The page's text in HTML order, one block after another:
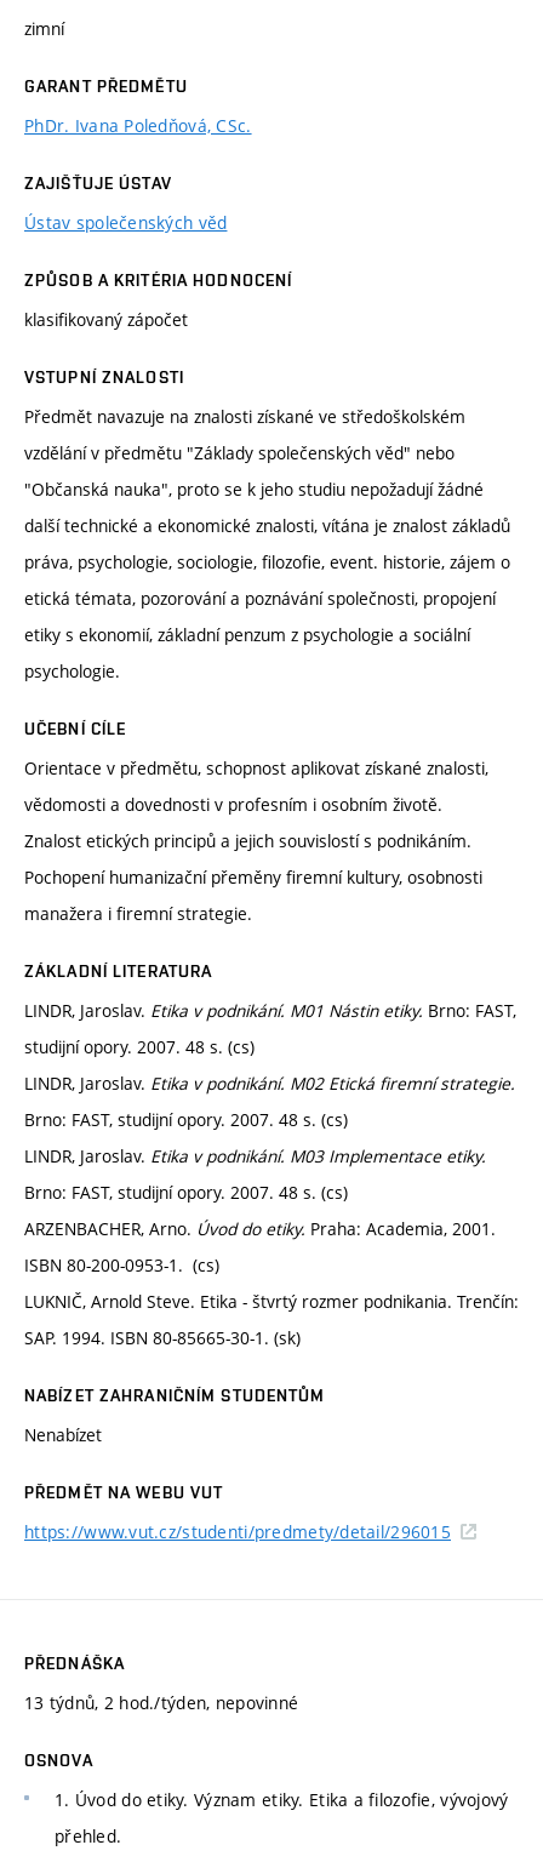
zimní
GARANT PŘEDMĚTU
PhDr. Ivana Poledňová, CSc.
ZAJIŠŤUJE ÚSTAV
Ústav společenských věd
ZPŮSOB A KRITÉRIA HODNOCENÍ
klasifikovaný zápočet
VSTUPNÍ ZNALOSTI
Předmět navazuje na znalosti získané ve středoškolském
vzdělání v předmětu "Základy společenských věd" nebo
"Občanská nauka", proto se k jeho studiu nepožadují žádné
další technické a ekonomické znalosti, vítána je znalost základů
práva, psychologie, sociologie, filozofie, event. historie, zájem o
etická témata, pozorování a poznávání společnosti, propojení
etiky s ekonomií, základní penzum z psychologie a sociální
psychologie.
UČEBNÍ CÍLE
Orientace v předmětu, schopnost aplikovat získané znalosti,
vědomosti a dovednosti v profesním i osobním životě.
Znalost etických principů a jejich souvislostí s podnikáním.
Pochopení humanizační přeměny firemní kultury, osobnosti
manažera i firemní strategie.
ZÁKLADNÍ LITERATURA
LINDR, Jaroslav. Etika v podnikání. M01 Nástin etiky. Brno: FAST,
studijní opory. 2007. 48 s. (cs)
LINDR, Jaroslav. Etika v podnikání. M02 Etická firemní strategie.
Brno: FAST, studijní opory. 2007. 48 s. (cs)
LINDR, Jaroslav. Etika v podnikání. M03 Implementace etiky.
Brno: FAST, studijní opory. 2007. 48 s. (cs)
ARZENBACHER, Arno. Úvod do etiky. Praha: Academia, 2001.
ISBN 80-200-0953-1. (cs)
LUKNIČ, Arnold Steve. Etika - štvrtý rozmer podnikania. Trenčín:
SAP. 1994. ISBN 80-85665-30-1. (sk)
NABÍZET ZAHRANIČNÍM STUDENTŮM
Nenabízet
PŘEDMĚT NA WEBU VUT
https://www.vut.cz/studenti/predmety/detail/296015
PŘEDNÁŠKA
13 týdnů, 2 hod./týden, nepovinné
OSNOVA
1. Úvod do etiky. Význam etiky. Etika a filozofie, vývojový
přehled.